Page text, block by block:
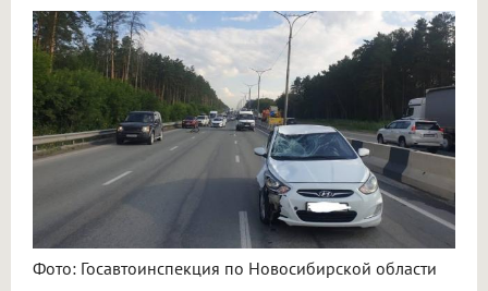
Фото: Госавтоинспекция по Новосибирской области